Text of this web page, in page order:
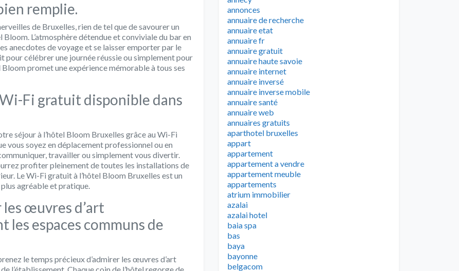
remplie.
de Bruxelles, rien de tel que de savourer un
L’atmosphère détendue et conviviale du bar en
anecdotes de voyage et se laisser emporter par le
pour célébrer une journée réussie ou simplement pour
promet une expérience mémorable à tous ses
Fi gratuit disponible dans
séjour à l’hôtel Bloom Bruxelles grâce au Wi-Fi
vous soyez en déplacement professionnel ou en
travailler ou simplement vous divertir.
profiter pleinement de toutes les installations de
Le Wi-Fi gratuit à l’hôtel Bloom Bruxelles est un
agréable et pratique.
les œuvres d’art
espaces communs de
le temps précieux d’admirer les œuvres d’art
annonces
annuaire de recherche
annuaire etat
annuaire fr
annuaire gratuit
annuaire haute savoie
annuaire internet
annuaire inversé
annuaire inverse mobile
annuaire santé
annuaire web
annuaires gratuits
aparthotel bruxelles
appart
appartement
appartement a vendre
appartement meuble
appartements
atrium immobilier
azalai
azalai hotel
baia spa
bas
baya
bayonne
belgacom